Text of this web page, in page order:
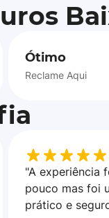
Ótimo
Reclame Aqui
"A experiência
pouco mas foi
prático e